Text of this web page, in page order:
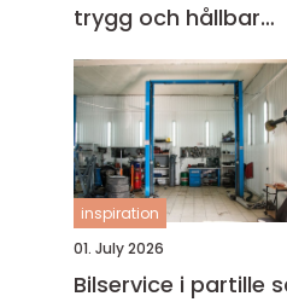
trygg och hållbar
bilskrotning
inspiration
01. July 2026
Bilservice i partille så